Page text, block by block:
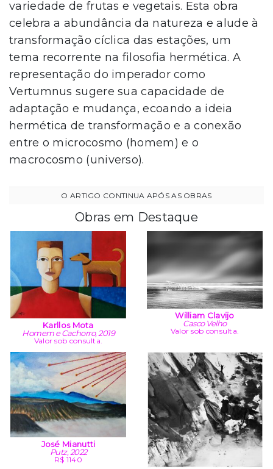
variedade de frutas e vegetais. Esta obra
celebra a abundância da natureza e alude à
transformação cíclica das estações, um
tema recorrente na filosofia hermética. A
representação do imperador como
Vertumnus sugere sua capacidade de
adaptação e mudança, ecoando a ideia
hermética de transformação e a conexão
entre o microcosmo (homem) e o
macrocosmo (universo).
Obras em Destaque
Karllos Mota
Homem e Cachorro, 2019
Valor sob consulta.
William Clavijo
Casco Velho
Valor sob consulta.
José Mianutti
Putz, 2022
R$ 1140